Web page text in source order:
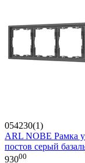
054230(1)
ARL NOBE Рамка
постов серый
93000